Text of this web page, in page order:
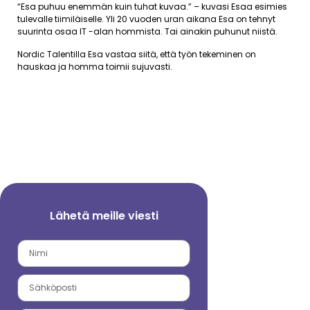
“Esa puhuu enemmän kuin tuhat kuvaa.” – kuvasi Esaa esimies
tulevalle tiimiläiselle. Yli 20 vuoden uran aikana Esa on tehnyt
suurinta osaa IT -alan hommista. Tai ainakin puhunut niistä.
Nordic Talentilla Esa vastaa siitä, että työn tekeminen on
hauskaa ja homma toimii sujuvasti.
Lähetä meille viesti